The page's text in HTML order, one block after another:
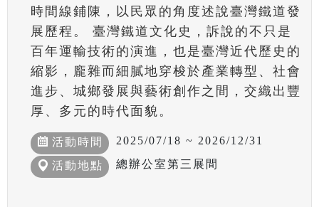
時間線鋪陳，以民眾的角度述說臺灣鐵道發
展歷程。 臺灣鐵道文化史，訴說的不只是
百年運輸技術的演進，也是臺灣近代歷史的
縮影，龐雜而細膩地穿梭於產業轉型、社會
進步、城鄉發展與藝術創作之間，交織出豐
厚、多元的時代面貌。
活動時間 2025/07/18 ~ 2026/12/31
活動地點 總辦公室第三展間